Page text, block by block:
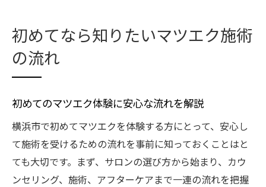
初めてなら知りたいマツエク施術
の流れ
初めてのマツエク体験に安心な流れを解説
横浜市で初めてマツエクを体験する方にとって、安心し
て施術を受けるための流れを事前に知っておくことはと
ても大切です。まず、サロンの選び方から始まり、カウ
ンセリング、施術、アフターケアまで一連の流れを把握